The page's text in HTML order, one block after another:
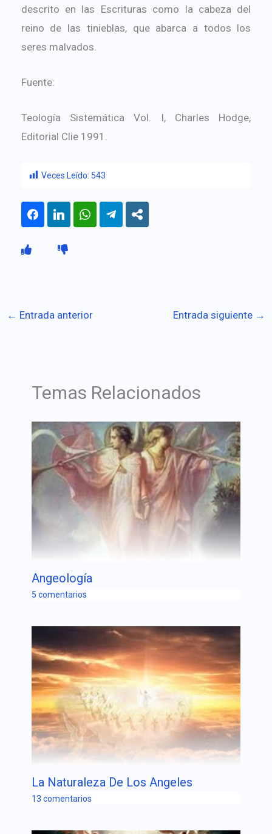
descrito en las Escrituras como la cabeza del
reino de las tinieblas, que abarca a todos los
seres malvados.
Fuente:
Teología Sistemática Vol. I, Charles Hodge,
Editorial Clie 1991.
Veces Leído: 543
← Entrada anterior Entrada siguiente →
Temas Relacionados
Angeología
5 comentarios
La Naturaleza De Los Angeles
13 comentarios